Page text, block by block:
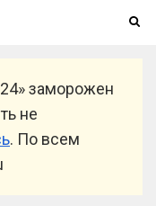
заморожен
не
. По всем